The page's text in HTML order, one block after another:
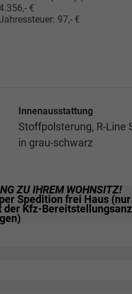
€
97,- €
Innenausstattung
Stoffpolsterung, R-Line
in grau-schwarz
ZU IHREM WOHNSITZ!
Spedition frei Haus
Kfz-